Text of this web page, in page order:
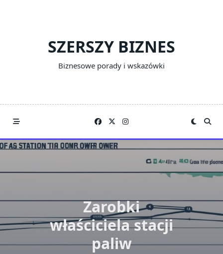
SZERSZY BIZNES
Biznesowe porady i wskazówki
Zarobki
właściciela stacji
paliw